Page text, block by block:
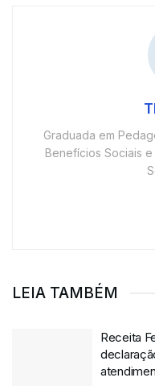
Graduada em
Benefícios Sociais
LEIA TAMBÉM
Receita